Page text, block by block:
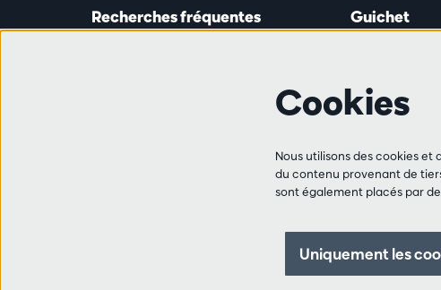
Recherches fréquentes
Travailler à l'Antwerp Symphony
Guichet
de 14h00 à
+32 (0)3 213
les mar, jeu
Cookies
Nous utilisons des cookies
du contenu provenant de
sont également placés par
Uniquement les